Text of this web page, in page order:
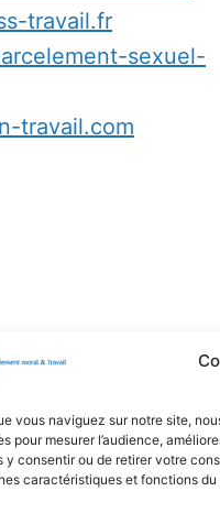
vous naviguez sur notre site,
pour mesurer l’audience,
y consentir ou de retirer votre
caractéristiques et fonctions du
travail.fr
sexuel-
travail.com